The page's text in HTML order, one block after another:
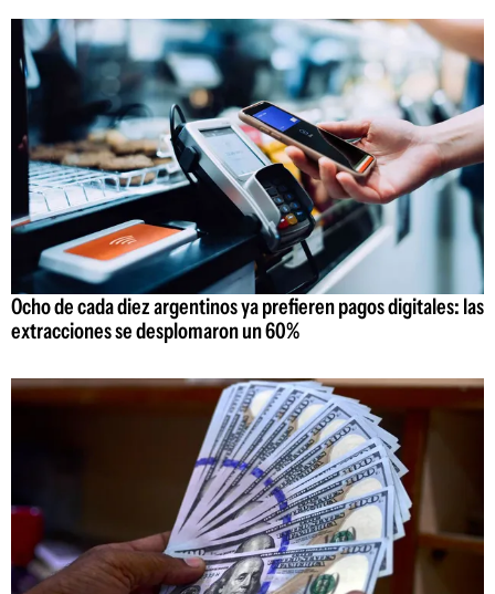
Ocho de cada diez argentinos ya prefieren pagos digitales: las
extracciones se desplomaron un 60%